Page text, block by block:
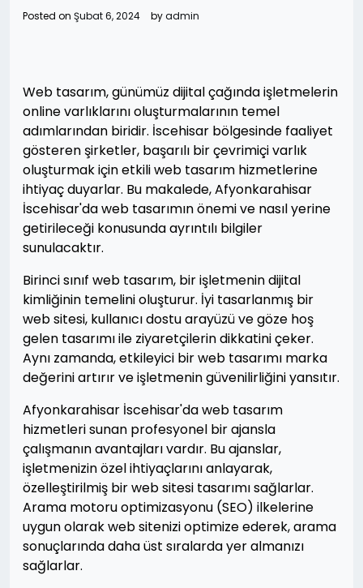
Posted on Şubat 6, 2024 byadmin
Web tasarım, günümüz dijital çağında işletmelerin
online varlıklarını oluşturmalarının temel
adımlarından biridir. İscehisar bölgesinde faaliyet
gösteren şirketler, başarılı bir çevrimiçi varlık
oluşturmak için etkili web tasarım hizmetlerine
ihtiyaç duyarlar. Bu makalede, Afyonkarahisar
İscehisar'da web tasarımın önemi ve nasıl yerine
getirileceği konusunda ayrıntılı bilgiler
sunulacaktır.
Birinci sınıf web tasarım, bir işletmenin dijital
kimliğinin temelini oluşturur. İyi tasarlanmış bir
web sitesi, kullanıcı dostu arayüzü ve göze hoş
gelen tasarımı ile ziyaretçilerin dikkatini çeker.
Aynı zamanda, etkileyici bir web tasarımı marka
değerini artırır ve işletmenin güvenilirliğini yansıtır.
Afyonkarahisar İscehisar'da web tasarım
hizmetleri sunan profesyonel bir ajansla
çalışmanın avantajları vardır. Bu ajanslar,
işletmenizin özel ihtiyaçlarını anlayarak,
özelleştirilmiş bir web sitesi tasarımı sağlarlar.
Arama motoru optimizasyonu (SEO) ilkelerine
uygun olarak web sitenizi optimize ederek, arama
sonuçlarında daha üst sıralarda yer almanızı
sağlarlar.